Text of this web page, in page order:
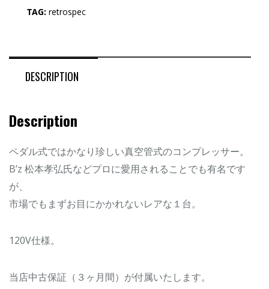
TAG: retrospec
DESCRIPTION
Description
ペダル式ではかなり珍しい真空管式のコンプレッサー。
B’z 松本孝弘氏などプロに愛用されることでも有名です
が、
市場でもまずお目にかかれないレアな１台。
120V仕様。
当店中古保証（３ヶ月間）が付属いたします。